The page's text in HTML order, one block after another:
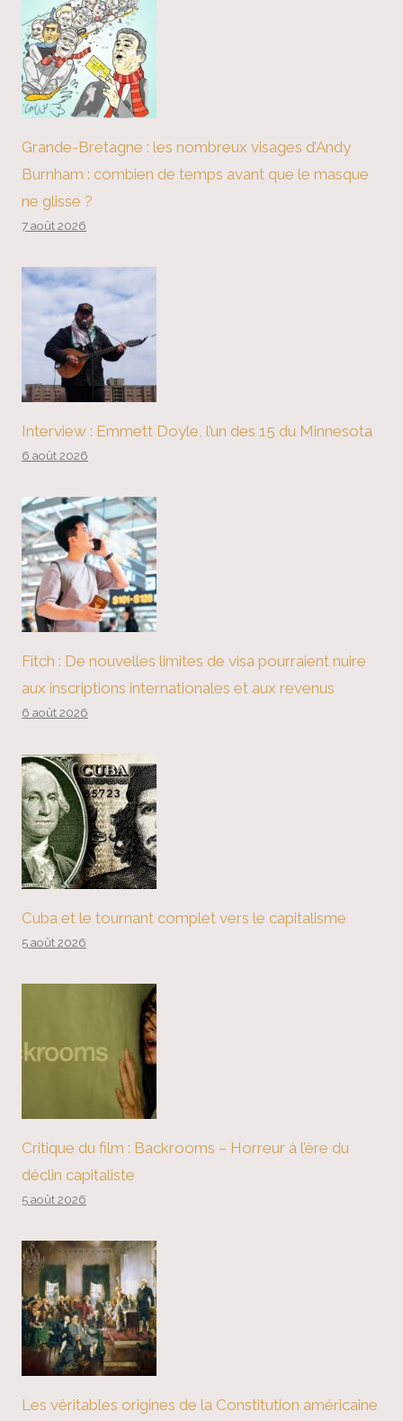
Grande-Bretagne : les nombreux visages d’Andy
Burnham : combien de temps avant que le masque
ne glisse ?
7 août 2026
Interview : Emmett Doyle, l’un des 15 du Minnesota
6 août 2026
Fitch : De nouvelles limites de visa pourraient nuire
aux inscriptions internationales et aux revenus
6 août 2026
Cuba et le tournant complet vers le capitalisme
5 août 2026
Critique du film : Backrooms – Horreur à l’ère du
déclin capitaliste
5 août 2026
Les véritables origines de la Constitution américaine